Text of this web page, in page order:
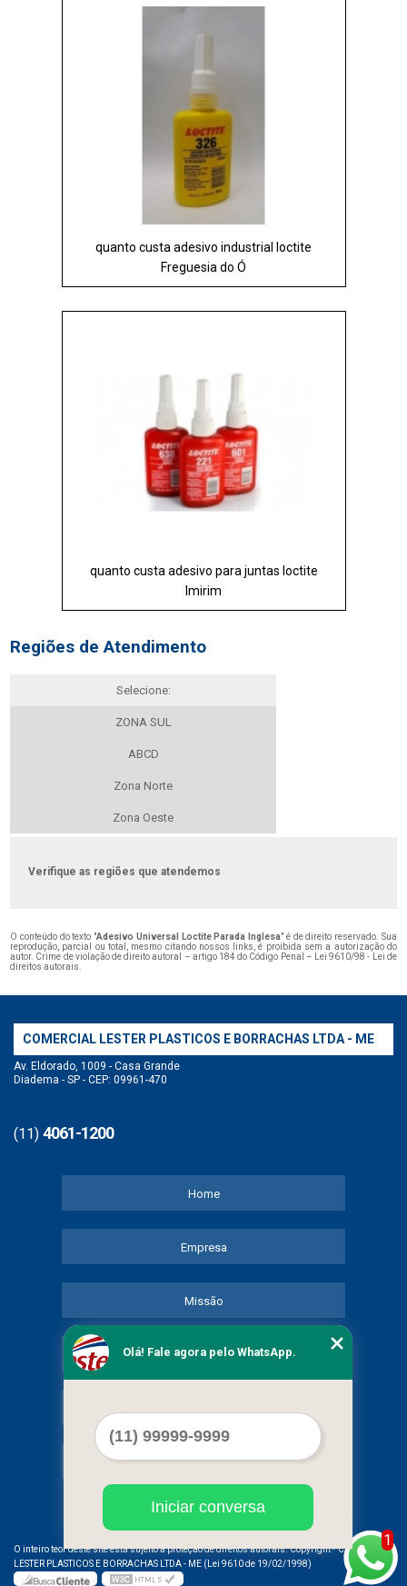
quanto custa adesivo industrial loctite
Freguesia do Ó
quanto custa adesivo para juntas loctite
Imirim
Regiões de Atendimento
Selecione:
ZONA SUL
ABCD
Zona Norte
Zona Oeste
Verifique as regiões que atendemos
O conteúdo do texto "Adesivo Universal Loctite Parada Inglesa" é de direito reservado. Sua
reprodução, parcial ou total, mesmo citando nossos links, é proibida sem a autorização do
autor. Crime de violação de direito autoral – artigo 184 do Código Penal – Lei 9610/98 - Lei de
direitos autorais.
COMERCIAL LESTER PLASTICOS E BORRACHAS LTDA - ME
Av. Eldorado, 1009 - Casa Grande
Diadema - SP - CEP: 09961-470
(11) 4061-1200
Home
Empresa
Missão
Serviços
Mapa do site
O inteiro teor deste site está sujeito à proteção de direitos autorais. Copyright COMERCIAL
LESTER PLASTICOS E BORRACHAS LTDA - ME (Lei 9610 de 19/02/1998)
1
Olá! Fale agora pelo WhatsApp.
Iniciar conversa